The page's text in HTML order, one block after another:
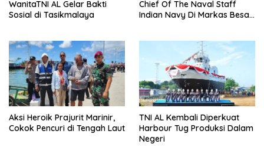
WanitaTNI AL Gelar Bakti
Sosial di Tasikmalaya
Chief Of The Naval Staff
Indian Navy Di Markas Besar
Aksi Heroik Prajurit Marinir,
Cokok Pencuri di Tengah Laut
TNI AL Kembali Diperkuat
Harbour Tug Produksi Dalam
Negeri